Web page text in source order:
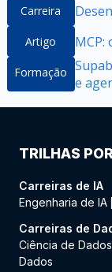
Carreira
Artigo MCP:
Formação
e
TRILHAS
Carreiras de IA
Engenharia de IA
Carreiras de
Ciência de Dados
Dados